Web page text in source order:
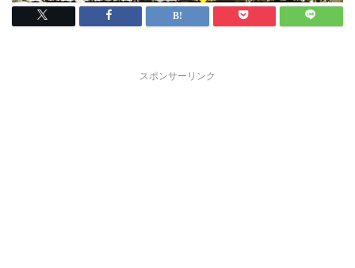
スポンサーリンク